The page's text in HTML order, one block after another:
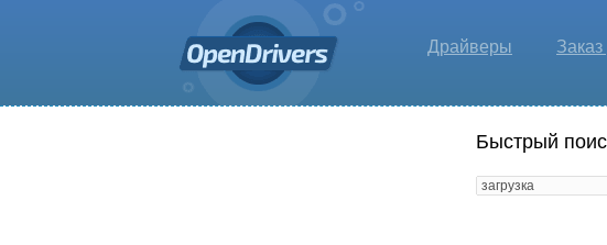
Драйверы
Быстрый